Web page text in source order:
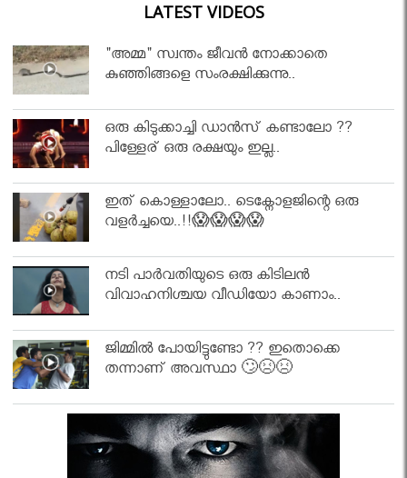
LATEST VIDEOS
"അമ്മ" സ്വന്തം ജീവൻ നോക്കാതെ
കുഞ്ഞിങ്ങളെ സംരക്ഷിക്കുന്നു..
ഒരു കിടുക്കാച്ചി ഡാൻസ് കണ്ടാലോ ??
പിള്ളേര് ഒരു രക്ഷയും ഇല്ല..
ഇത് കൊള്ളാലോ.. ടെക്നോളജിന്റെ ഒരു
വളർച്ചയെ..!!😱😱😱😱
നടി പാർവതിയുടെ ഒരു കിടിലൻ
വിവാഹനിശ്ചയ വീഡിയോ കാണാം..
ജിമ്മിൽ പോയിട്ടുണ്ടോ ?? ഇതൊക്കെ
തന്നാണ് അവസ്ഥാ 🙄😣😣